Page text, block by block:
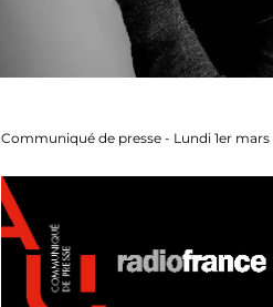
Communiqué de presse - Lundi 1er mars